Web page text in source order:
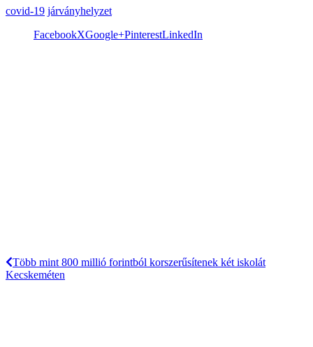
covid-19 járványhelyzet
FacebookXGoogle+PinterestLinkedIn
Több mint 800 millió forintból korszerűsítenek két iskolát
Kecskeméten